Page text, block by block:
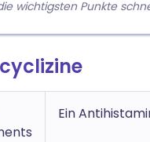
wichtigsten Punkte
Ein